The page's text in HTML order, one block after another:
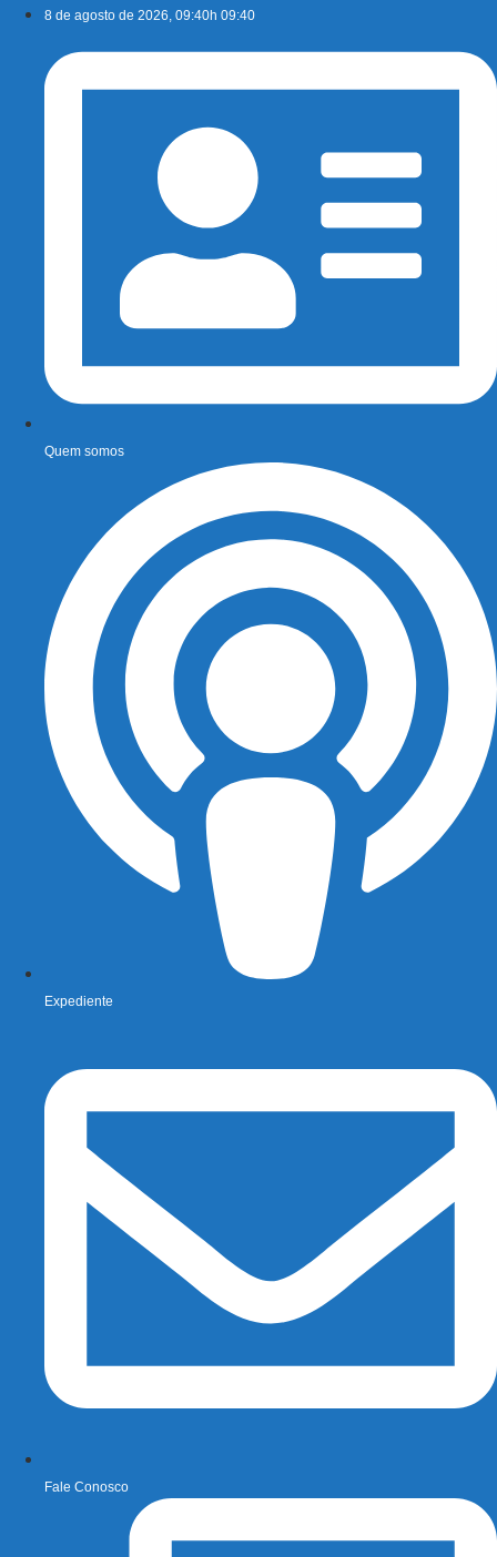
conteúdo
8 de agosto de 2026, 09:40h 09:40
Quem somos
Expediente
Fale Conosco